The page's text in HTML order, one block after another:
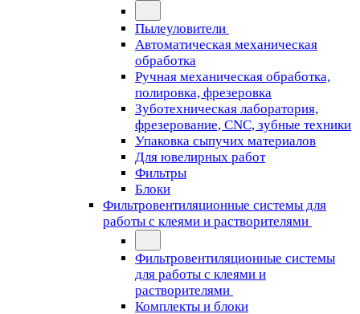
Пылеуловители
Автоматическая механическая
обработка
Ручная механическая обработка,
полировка, фрезеровка
Зуботехническая лаборатория,
фрезерование, CNC, зубные техники
Упаковка сыпучих материалов
Для ювелирных работ
Фильтры
Блоки
Фильтровентиляционные системы для
работы с клеями и растворителями
Фильтровентиляционные системы
для работы с клеями и
растворителями
Комплекты и блоки